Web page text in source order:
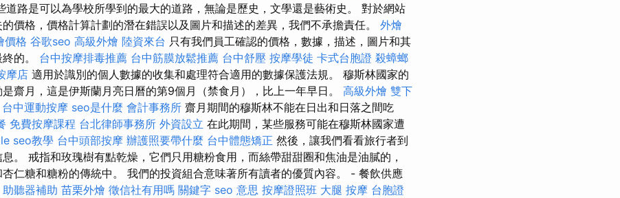
道路是可以為學校所學到的最大的道路，無論是歷史，文學還是藝術史。 對於網站
的價格，價格計算計劃的潛在錯誤以及圖片和描述的差異，我們不承擔責任。 外燴
價格 谷歌seo 高級外燴 陸資來台 只有我們員工確認的價格，數據，描述，圖片和其
的。 台中按摩排毒推薦 台中筋膜放鬆推薦 台中舒壓 按摩學徒 卡式台胞證 殺蟑螂
摩店 適用於識別的個人數據的收集和處理符合適用的數據保護法規。 穆斯林國家的
齋月，這是伊斯蘭月亮日曆的第9個月（禁食月），比上一年早日。 高級外燴 雙下
台中運動按摩 seo是什麼 會計事務所 齋月期間的穆斯林不能在日出和日落之間吃
免費按摩課程 台北律師事務所 外資設立 在此期間，某些服務可能在穆斯林國家遭
seo教學 台中頭部按摩 辦護照要帶什麼 台中體態矯正 然後，讓我們看看旅行者到
。 戒指和玫瑰樹有點乾燥，它們只用糖粉食用，而絲帶甜甜圈和焦油是油膩的，
仁糖和糖粉的傳統中。 我們的投資組合意味著所有讀者的優質內容。 - 餐飲供應
助聽器補助 苗栗外燴 徵信社有用嗎 關鍵字 seo 意思 按摩證照班 大腿 按摩 台胞證